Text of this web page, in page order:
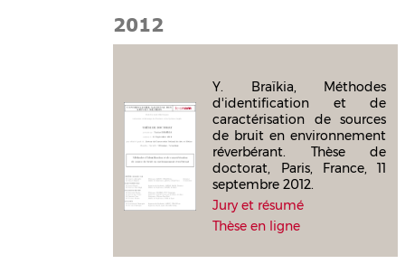
2012
Y. Braïkia, Méthodes
d'identification et de
caractérisation de sources
de bruit en environnement
réverbérant. Thèse de
doctorat, Paris, France, 11
septembre 2012.
Jury et résumé
Thèse en ligne